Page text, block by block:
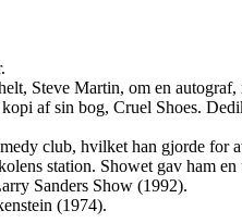
Steve Martin, om en
af sin bog, Cruel Shoes.
club, hvilket han gjorde for
station. Showet gav ham
Sanders Show (1992).
(1974).